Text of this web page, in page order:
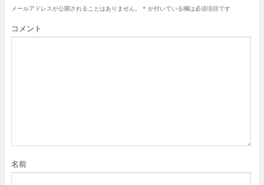
メールアドレスが公開されることはありません。 * が付いている欄は必須項目です
コメント
名前